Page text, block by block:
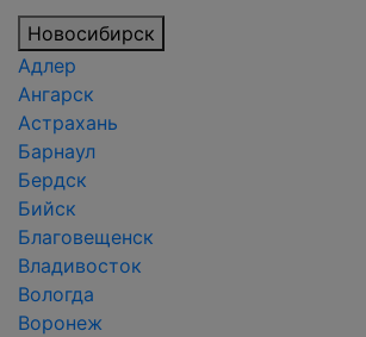
Новосибирск
Адлер
Ангарск
Астрахань
Барнаул
Бердск
Бийск
Благовещенск
Владивосток
Вологда
Воронеж